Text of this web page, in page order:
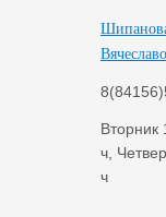
Вторник
ч,
ч